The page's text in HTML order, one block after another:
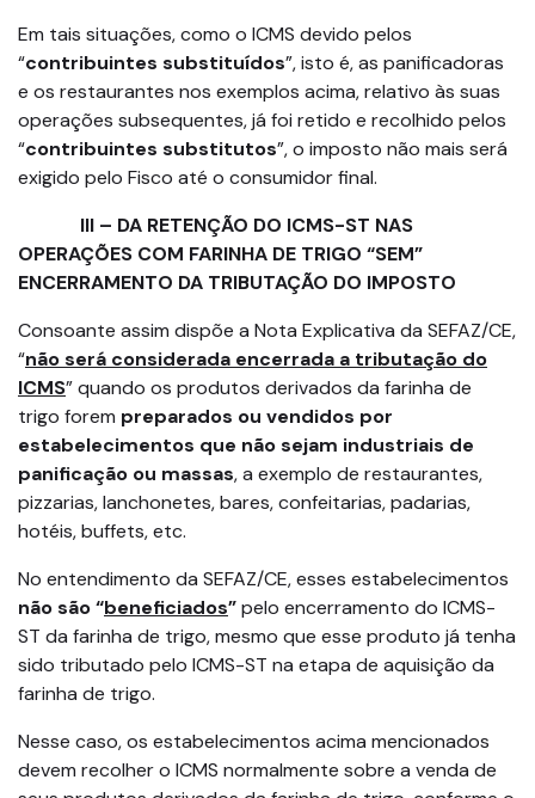
Em tais situações, como o ICMS devido pelos
“contribuintes substituídos”, isto é, as panificadoras
e os restaurantes nos exemplos acima, relativo às suas
operações subsequentes, já foi retido e recolhido pelos
“contribuintes substitutos”, o imposto não mais será
exigido pelo Fisco até o consumidor final.
III – DA RETENÇÃO DO ICMS-ST NAS
OPERAÇÕES COM FARINHA DE TRIGO “SEM”
ENCERRAMENTO DA TRIBUTAÇÃO DO IMPOSTO
Consoante assim dispõe a Nota Explicativa da SEFAZ/CE,
“não será considerada encerrada a tributação do
ICMS” quando os produtos derivados da farinha de
trigo forem preparados ou vendidos por
estabelecimentos que não sejam industriais de
panificação ou massas, a exemplo de restaurantes,
pizzarias, lanchonetes, bares, confeitarias, padarias,
hotéis, buffets, etc.
No entendimento da SEFAZ/CE, esses estabelecimentos
não são “beneficiados”pelo encerramento do ICMS-
ST da farinha de trigo, mesmo que esse produto já tenha
sido tributado pelo ICMS-ST na etapa de aquisição da
farinha de trigo.
Nesse caso, os estabelecimentos acima mencionados
devem recolher o ICMS normalmente sobre a venda de